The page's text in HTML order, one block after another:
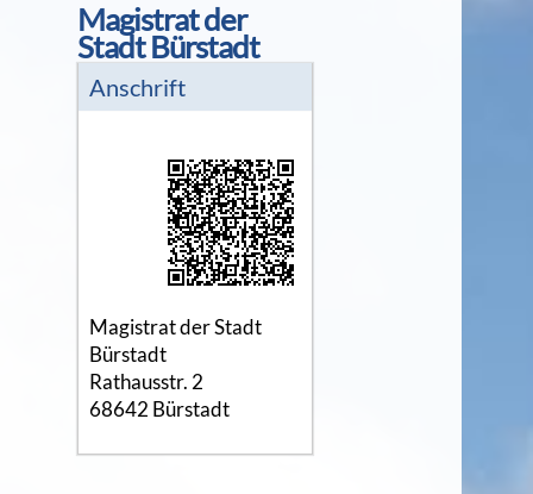
Magistrat der
Stadt Bürstadt
Anschrift
Magistrat der Stadt
Bürstadt
Rathausstr. 2
68642 Bürstadt